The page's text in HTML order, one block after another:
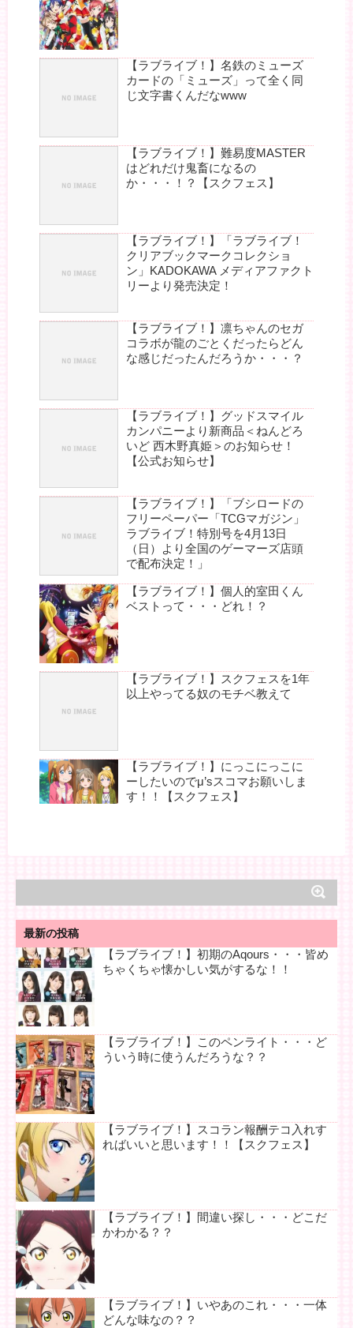
【ラブライブ！】名鉄のミューズ
カードの「ミューズ」って全く同
じ文字書くんだなwww
【ラブライブ！】難易度MASTER
はどれだけ鬼畜になるの
か・・・！？【スクフェス】
【ラブライブ！】「ラブライブ！
クリアブックマークコレクショ
ン」KADOKAWA メディアファクト
リーより発売決定！
【ラブライブ！】凛ちゃんのセガ
コラボが龍のごとくだったらどん
な感じだったんだろうか・・・？
【ラブライブ！】グッドスマイル
カンパニーより新商品＜ねんどろ
いど 西木野真姫＞のお知らせ！
【公式お知らせ】
【ラブライブ！】「ブシロードの
フリーペーパー「TCGマガジン」
ラブライブ！特別号を4月13日
（日）より全国のゲーマーズ店頭
で配布決定！」
【ラブライブ！】個人的室田くん
ベストって・・・どれ！？
【ラブライブ！】スクフェスを1年
以上やってる奴のモチベ教えて
【ラブライブ！】にっこにっこに
ーしたいのでμ’sスコマお願いしま
す！！【スクフェス】
最新の投稿
【ラブライブ！】初期のAqours・・・皆め
ちゃくちゃ懐かしい気がするな！！
【ラブライブ！】このペンライト・・・ど
ういう時に使うんだろうな？？
【ラブライブ！】スコラン報酬テコ入れす
ればいいと思います！！【スクフェス】
【ラブライブ！】間違い探し・・・どこだ
かわかる？？
【ラブライブ！】いやあのこれ・・・一体
どんな味なの？？